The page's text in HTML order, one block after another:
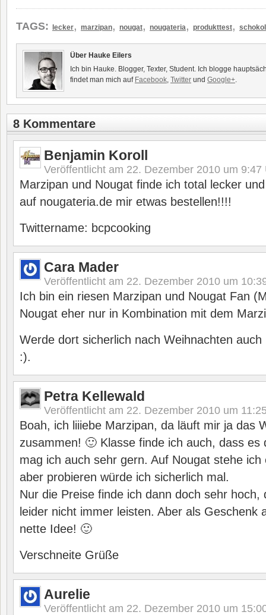
TAGS: lecker, marzipan, nougat, nougateria, produkttest,
Über Hauke Eilers
Ich bin Hauke. Blogger, Texter, Student. Ich blogge
findet man mich auf Facebook, Twitter und Google+.
8 Kommentare
Benjamin Koroll
Veröffentlicht am 22. Dezember 2010 um 9:47
Marzipan und Nougat finde ich total lecker
auf nougateria.de mir etwas bestellen!!!!
Twittername: bcpcooking
Cara Mader
Veröffentlicht am 22. Dezember 2010 um
Ich bin ein riesen Marzipan und Nougat Fan
Nougat eher nur in Kombination mit dem
Werde dort sicherlich nach Weihnachten
:).
Petra Kellewald
Veröffentlicht am 22. Dezember 2010 um
Boah, ich liiiebe Marzipan, da läuft mir ja das
zusammen! 🙂 Klasse finde ich auch, dass es
mag ich auch sehr gern. Auf Nougat stehe ich
aber probieren würde ich sicherlich mal.
Nur die Preise finde ich dann doch sehr hoch,
leider nicht immer leisten. Aber als Geschenk
nette Idee! 🙂
Verschneite Grüße
Aurelie
Veröffentlicht am 22. Dezember 2010 um